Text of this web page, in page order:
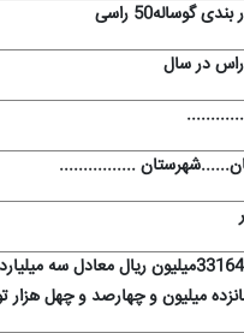
گوساله50 راسی
................
33164.40میلیون ریال معادل سه
میلیون و چهارصد و چهل هزار